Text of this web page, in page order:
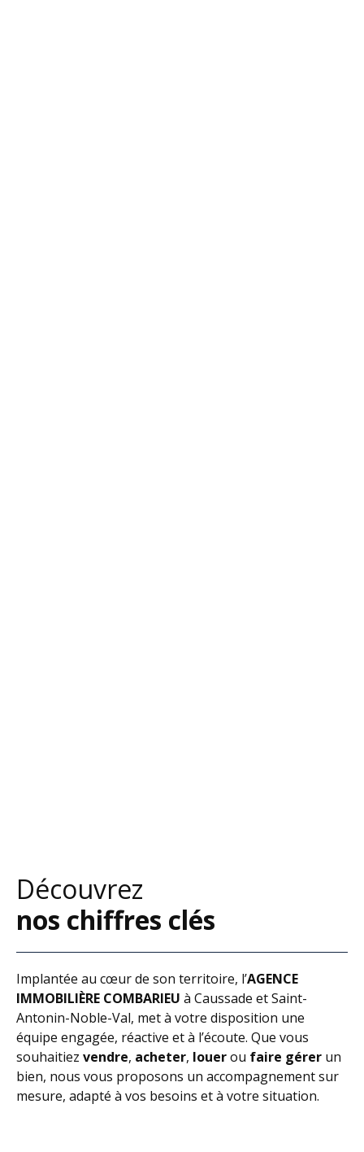
Découvrez
nos chiffres clés
Implantée au cœur de son territoire, l’AGENCE
IMMOBILIÈRE COMBARIEU à Caussade et Saint-
Antonin-Noble-Val, met à votre disposition une
équipe engagée, réactive et à l’écoute. Que vous
souhaitiez vendre, acheter, louerou faire gérer un
bien, nous vous proposons un accompagnement sur
mesure, adapté à vos besoins et à votre situation.